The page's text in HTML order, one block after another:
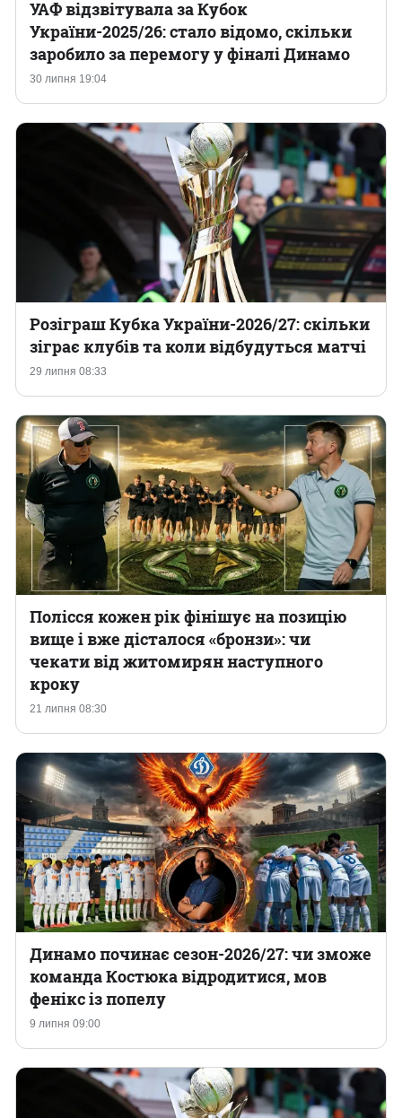
30 липня 19:04
УАФ відзвітувала за Кубок
України-2025/26: стало відомо, скільки
заробило за перемогу у фіналі Динамо
29 липня 08:33
Розіграш Кубка України-2026/27: скільки
зіграє клубів та коли відбудуться матчі
21 липня 08:30
Полісся кожен рік фінішує на позицію
вище і вже дісталося «бронзи»: чи
чекати від житомирян наступного
кроку
9 липня 09:00
Динамо починає сезон-2026/27: чи зможе
команда Костюка відродитися, мов
фенікс із попелу